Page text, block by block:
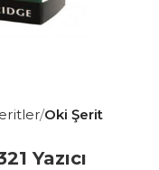
Oki Şerit
Yazıcı